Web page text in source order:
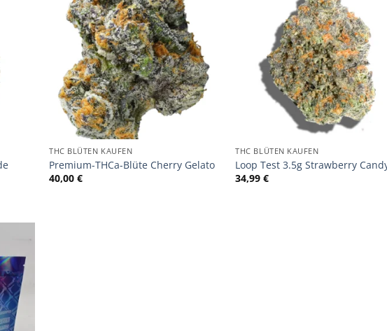
THC BLÜTEN KAUFEN
Premium-THCa-Blüte Cherry Gelato
40,00€
THC BLÜTEN KAUFEN
Loop Test 3.5g Strawberry
34,99€